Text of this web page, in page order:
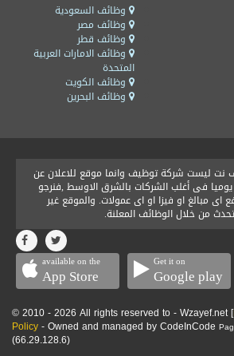
وظائف السعودية
وظائف مصر
وظائف قطر
وظائف الامارات العربية
المتحدة
وظائف الكويت
وظائف البحرين
نت ليست شركة توظيف وانما موقع للاعلان عن
يوميا فى أغلب الشركات بالشرق الاوسط ,فنرجو
مبالغ او فيزا او اى عمولات. والموقع غير
من خلال الوظائف المعلنة.
available on the
App Store
Get it on
Google play
© 2010 - 2026 All rights reserved to - Wzayef.net [
Policy- Owned and managed by CodeInCode
(66.29.128.6)